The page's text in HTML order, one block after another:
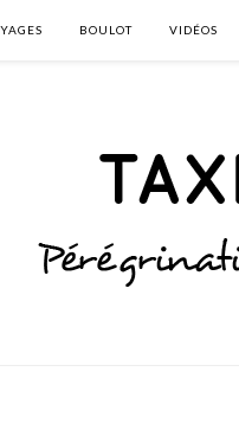
BOULOT VIDÉOS